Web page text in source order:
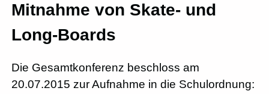
Mitnahme von Skate- und
Long-Boards
Die Gesamtkonferenz beschloss am
20.07.2015 zur Aufnahme in die Schulordnung: